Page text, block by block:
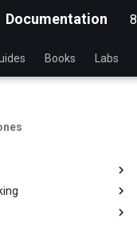
Documentation 8
Books Labs
널 구성 보기
트워크 관리자